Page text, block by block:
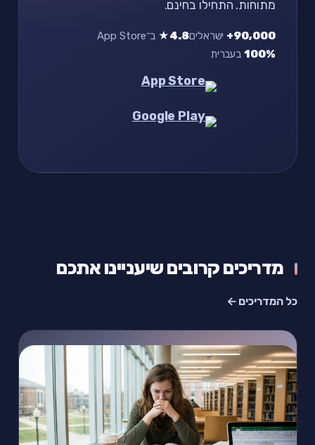
מתוחות. התחילו בחינם.
90,000+ ישראלים4.8★
ב־App Store
100%בעברית
מדריכים קרובים שיעניינו אתכם
כל המדריכים ←